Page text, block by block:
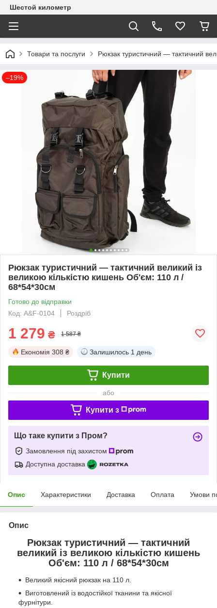
Шестой километр
Товари та послуги Рюкзак туристичний — тактичний
–19%
Рюкзак туристичний — тактичний великий із
великою кількістю кишень Об'єм: 110 л /
68*54*30см
Готово до відправки
Код: A&F-0104
Роздріб
1 279 ₴ 1 587 ₴
Економія 308 ₴ Залишилось 1 день
Купити
або
Купити з
Що таке купити з Пром?
Замовлення під захистом
Доступна доставка
Опис Характеристики Доставка Оплата Умови
Опис
Рюкзак туристичний — тактичний
великий із великою кількістю кишень
Об'єм: 110 л / 68*54*30см
Великий якісний рюкзак на 110 л.
Виготовлений із водостійкої тканини та якісної
фурнітури.